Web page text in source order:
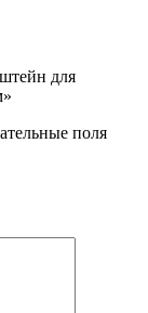
для
поля